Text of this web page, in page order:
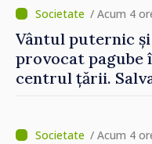
/ Acum 4
Vântul puternic
provocat pagube
centrul țării.
/ Acum 4